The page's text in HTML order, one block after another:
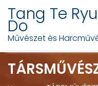
Skip
content
Tang Te
Do
Művészet és